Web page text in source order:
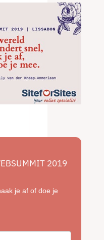
2019
je af of doe je